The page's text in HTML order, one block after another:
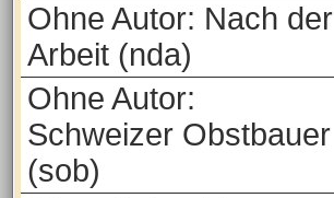
Ohne Autor: Nach der
Arbeit (nda)
Ohne Autor:
Schweizer Obstbauer
(sob)